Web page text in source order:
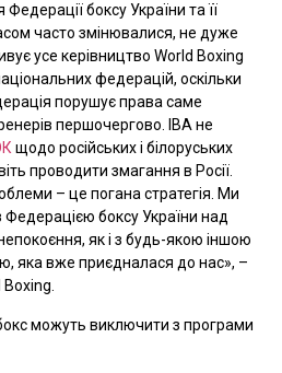
боксу України та її
часто змінювалися, не дуже
усе керівництво World Boxing
федерацій, оскільки
порушує права саме
першочергово. IBA не
щодо російських і білоруських
проводити змагання в Росії.
– це погана стратегія. Ми
боксу України над
як і з будь-якою іншою
яка вже приєдналася до нас», –
Boxing.
можуть виключити з програми